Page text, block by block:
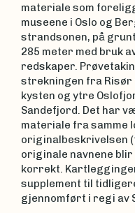
materiale som
museene i Oslo og
strandsonen, på
285 meter med bruk
redskaper.
strekningen fra Risør
kysten og ytre
Sandefjord. Det har
materiale fra samme
originalbeskrivelsen
originale navnene
korrekt.
supplement til
gjennomført i regi av